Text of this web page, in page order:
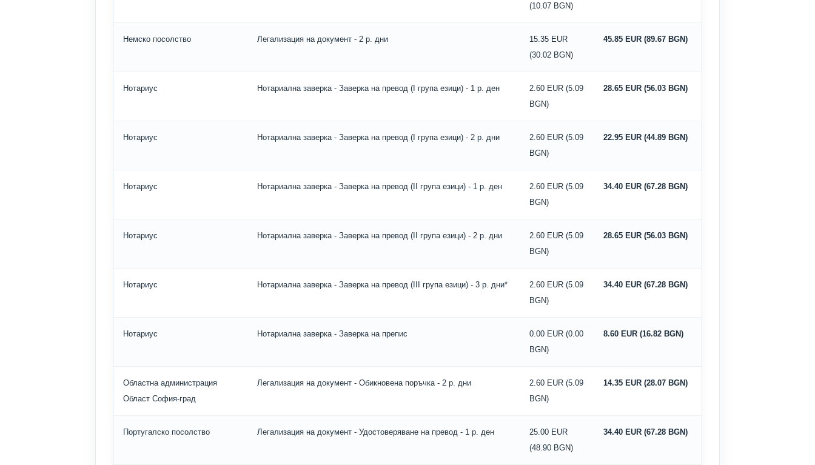
(10.07 BGN)
Немско посолство Легализация на документ - 2 р. дни
15.35 EUR
(30.02 BGN)
45.85 EUR (89.67 BGN)
Нотариус Нотариална заверка - Заверка на превод (I група езици) - 1 р. ден
2.60 EUR (5.09
BGN)
28.65 EUR (56.03 BGN)
Нотариус Нотариална заверка - Заверка на превод (I група езици) - 2 р. дни
2.60 EUR (5.09
BGN)
22.95 EUR (44.89 BGN)
Нотариус Нотариална заверка - Заверка на превод (II група езици) - 1 р. ден
2.60 EUR (5.09
BGN)
34.40 EUR (67.28 BGN)
Нотариус Нотариална заверка - Заверка на превод (II група езици) - 2 р. дни
2.60 EUR (5.09
BGN)
28.65 EUR (56.03 BGN)
Нотариус Нотариална заверка - Заверка на превод (III група езици) - 3 р. дни*
2.60 EUR (5.09
BGN)
34.40 EUR (67.28 BGN)
Нотариус Нотариална заверка - Заверка на препис
0.00 EUR (0.00
BGN)
8.60 EUR (16.82 BGN)
Областна администрация
Област София-град
Легализация на документ - Обикновена поръчка - 2 р. дни
2.60 EUR (5.09
BGN)
14.35 EUR (28.07 BGN)
Португалско посолство Легализация на документ - Удостоверяване на превод - 1 р. ден
25.00 EUR
(48.90 BGN)
34.40 EUR (67.28 BGN)